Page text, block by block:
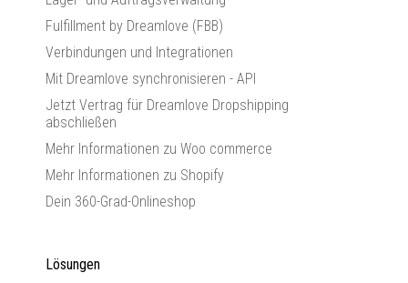
Fulfillment by Dreamlove (FBB)
Verbindungen und Integrationen
Mit Dreamlove synchronisieren - API
Jetzt Vertrag für Dreamlove Dropshipping
abschließen
Mehr Informationen zu Woo commerce
Mehr Informationen zu Shopify
Dein 360-Grad-Onlineshop
Lösungen